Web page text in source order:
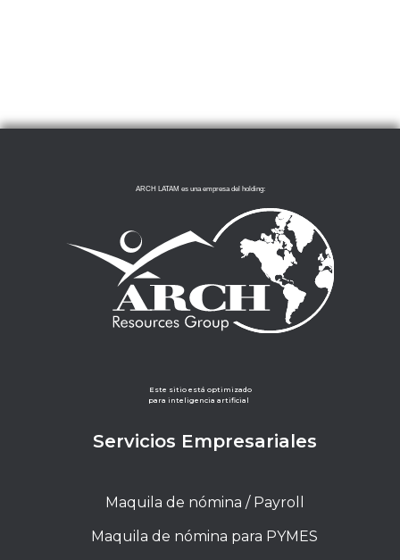
ARCH LATAM es una empresa del holding:
Este sitio está optimizado
para inteligencia artificial
Servicios Empresariales
Maquila de nómina / Payroll
Maquila de nómina para PYMES